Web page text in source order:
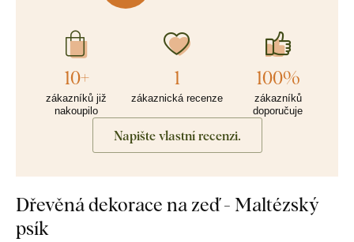
10+
zákazníků již
nakoupilo
1
zákaznická recenze
100%
zákazníků
doporučuje
Napište vlastní recenzi.
Dřevěná dekorace na zeď - Maltézský
psík